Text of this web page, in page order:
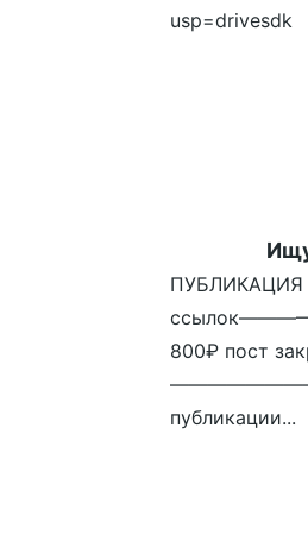
usp=drivesdk
800₽ пост
публикации...